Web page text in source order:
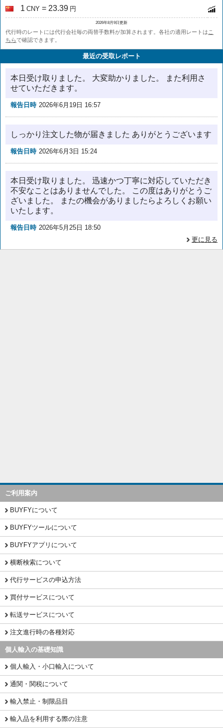
1 CNY = 23.39 円
2026年8月9日更新
代行時のレートには代行会社毎の両替手数料が加算されます。各社の適用レートは こ
ちらで確認できます。
最近の受取レポート
本日受け取りました。 大変助かりました。 また利用さ
せていただきます。
報告日時 2026年6月19日 16:57
しっかり注文した物が届きました ありがとうございます
報告日時 2026年6月3日 15:24
本日受け取りました。 迅速かつ丁寧に対応していただき
不安なことはありませんでした。 この度はありがとうご
ざいました。 またの機会がありましたらよろしくお願い
いたします。
報告日時 2026年5月25日 18:50
更に見る
ご利用案内
BUYFYについて
BUYFYツールについて
BUYFYアプリについて
横断検索について
代行サービスの申込方法
買付サービスについて
転送サービスについて
注文進行時の各種対応
個人輸入の基礎知識
個人輸入・小口輸入について
通関・関税について
輸入禁止・制限品目
輸入品を利用する際の注意